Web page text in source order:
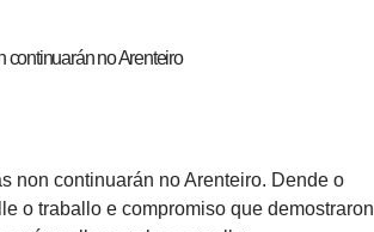
continuarán no Arenteiro
non continuarán no Arenteiro. Dende o
o traballo e compromiso que demostraron